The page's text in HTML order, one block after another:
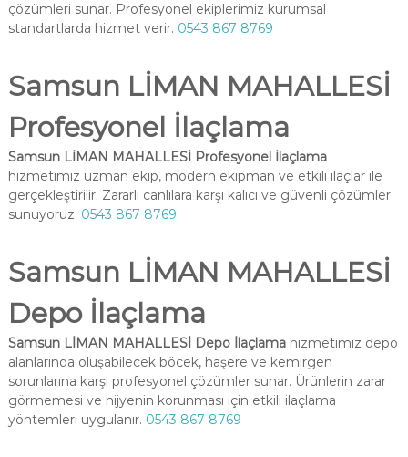
çözümleri sunar. Profesyonel ekiplerimiz kurumsal
standartlarda hizmet verir. 0543 867 8769
Samsun LİMAN MAHALLESİ
Profesyonel İlaçlama
Samsun LİMAN MAHALLESİ Profesyonel İlaçlama
hizmetimiz uzman ekip, modern ekipman ve etkili ilaçlar ile
gerçekleştirilir. Zararlı canlılara karşı kalıcı ve güvenli çözümler
sunuyoruz. 0543 867 8769
Samsun LİMAN MAHALLESİ
Depo İlaçlama
Samsun LİMAN MAHALLESİ Depo İlaçlamahizmetimiz depo
alanlarında oluşabilecek böcek, haşere ve kemirgen
sorunlarına karşı profesyonel çözümler sunar. Ürünlerin zarar
görmemesi ve hijyenin korunması için etkili ilaçlama
yöntemleri uygulanır. 0543 867 8769